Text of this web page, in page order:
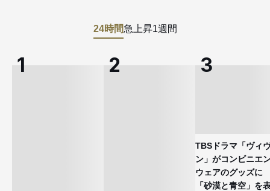
24時間急上昇1週間
TBSドラマ「ヴィ
ン」がコンビニエ
ウェアのグッズ
「砂漠と青空」を